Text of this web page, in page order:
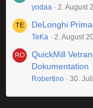
yodaa 2. August
DeLonghi
TeKa 2. August
QuickMill
Dokumentation
Robertino 30.